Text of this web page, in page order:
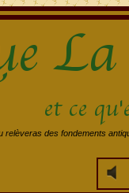
des fondements